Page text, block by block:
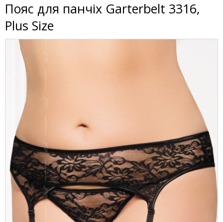
Пояс для панчіх Garterbelt 3316,
Plus Size